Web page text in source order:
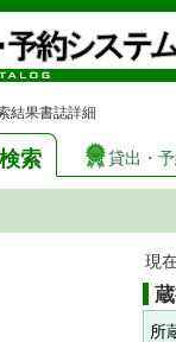
結果書誌詳細
索 貸出・
現
所